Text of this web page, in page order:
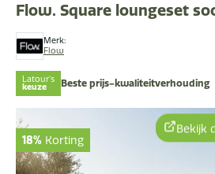
Merk:
Flow
Flow. Square loungeset
Latour's
keuze Beste prijs-kwaliteitverhouding
18% Korting
Bekijk